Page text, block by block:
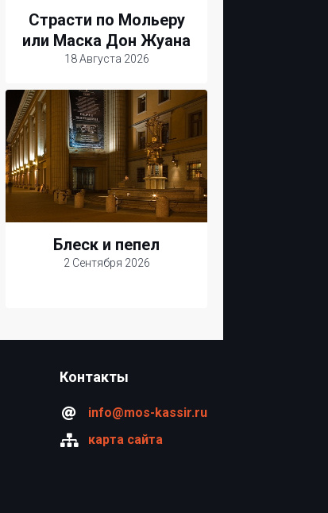
Страсти по Мольеру
или Маска Дон Жуана
18 Августа 2026
Блеск и пепел
2 Сентября 2026
Контакты
info@mos-kassir.ru
карта сайта